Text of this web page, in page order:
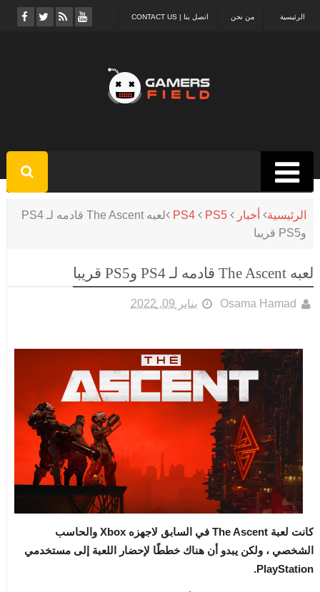
اتصل بنا | CONTACT US من نحن الرئيسية
الرئيسية أخبار PS4 PS5
لعبه The Ascent قادمه لـ PS4
وPS5 قريبا
لعبه The Ascent قادمه لـ PS4 وPS5 قريبا
Osama Hamad يناير 09, 2022
كانت لعبة The Ascent في السابق لاجهزه Xbox والحاسب
الشخصي ، ولكن يبدو أن هناك خططًا لإحضار اللعبة إلى مستخدمي
PlayStation.